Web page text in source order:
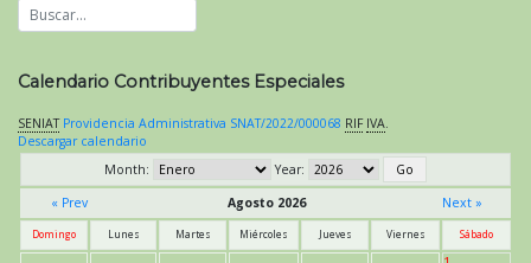
Calendario Contribuyentes Especiales
SENIAT Providencia Administrativa SNAT/2022/000068 RIF IVA.
Descargar calendario
Month:
Year:
« Prev
Agosto 2026 Next »
Domingo Lunes Martes Miércoles Jueves Viernes Sábado